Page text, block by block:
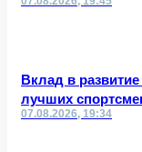
Вклад в
лучших
07.08.2026, 19:34